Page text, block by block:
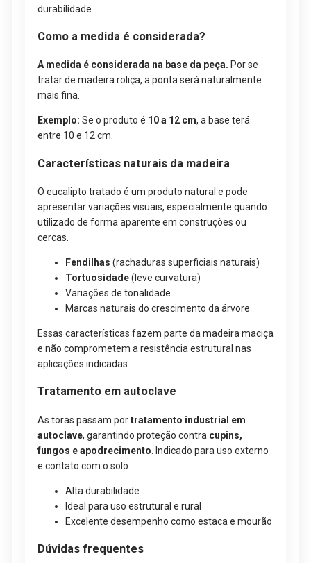
durabilidade.
Como a medida é considerada?
A medida é considerada na base da peça. Por se
tratar de madeira roliça, a ponta será naturalmente
mais fina.
Exemplo: Se o produto é 10 a 12 cm, a base terá
entre 10 e 12 cm.
Características naturais da madeira
O eucalipto tratado é um produto natural e pode
apresentar variações visuais, especialmente quando
utilizado de forma aparente em construções ou
cercas.
Fendilhas (rachaduras superficiais naturais)
Tortuosidade(leve curvatura)
Variações de tonalidade
Marcas naturais do crescimento da árvore
Essas características fazem parte da madeira maciça
e não comprometem a resistência estrutural nas
aplicações indicadas.
Tratamento em autoclave
As toras passam portratamento industrial em
autoclave, garantindo proteção contra cupins,
fungos e apodrecimento . Indicado para uso externo
e contato com o solo.
Alta durabilidade
Ideal para uso estrutural e rural
Excelente desempenho como estaca e mourão
Dúvidas frequentes